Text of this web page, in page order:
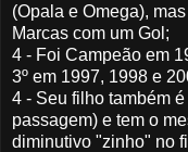
(Opala e Omega),
Marcas com um Gol;
4 - Foi Campeão em
3º em 1997, 1998 e
4 - Seu filho também
passagem) e tem o
diminutivo "zinho" no